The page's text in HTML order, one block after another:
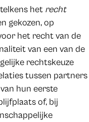
het recht
gekozen, op
het recht van de
van een van de
rechtskeuze
tussen partners
hun eerste
of, bij